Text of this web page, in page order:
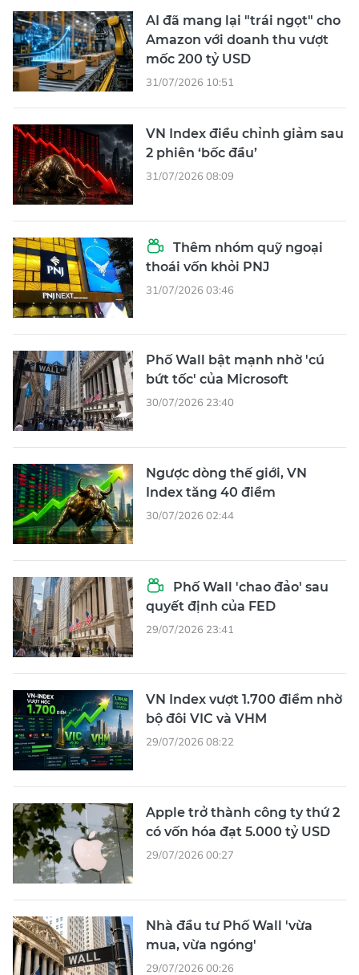
AI đã mang lại "trái ngọt" cho
Amazon với doanh thu vượt
mốc 200 tỷ USD
31/07/2026 10:51
VN Index điều chỉnh giảm sau
2 phiên ‘bốc đầu’
31/07/2026 08:09
Thêm nhóm quỹ ngoại
thoái vốn khỏi PNJ
31/07/2026 03:46
Phố Wall bật mạnh nhờ 'cú
bứt tốc' của Microsoft
30/07/2026 23:40
Ngược dòng thế giới, VN
Index tăng 40 điểm
30/07/2026 02:44
Phố Wall 'chao đảo' sau
quyết định của FED
29/07/2026 23:41
VN Index vượt 1.700 điểm nhờ
bộ đôi VIC và VHM
29/07/2026 08:22
Apple trở thành công ty thứ 2
có vốn hóa đạt 5.000 tỷ USD
29/07/2026 00:27
Nhà đầu tư Phố Wall 'vừa
mua, vừa ngóng'
29/07/2026 00:26